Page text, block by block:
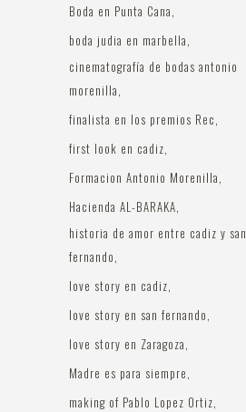
Boda en Punta Cana
boda judia en marbella
cinematografía de bodas antonio
morenilla
finalista en los premios Rec
first look en cadiz
Formacion Antonio Morenilla
Hacienda AL-BARAKA
historia de amor entre cadiz y san
fernando
love story en cadiz
love story en san fernando
love story en Zaragoza
Madre es para siempre
making of Pablo Lopez Ortiz